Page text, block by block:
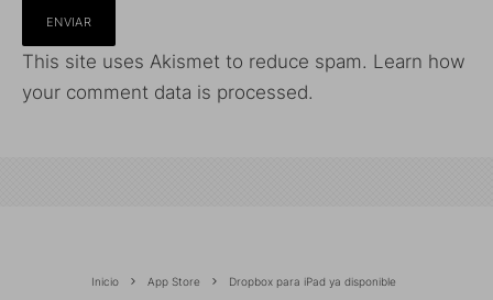
This site uses Akismet to reduce spam. Learn how
your comment data is processed.
Inicio App Store Dropbox para iPad ya disponible